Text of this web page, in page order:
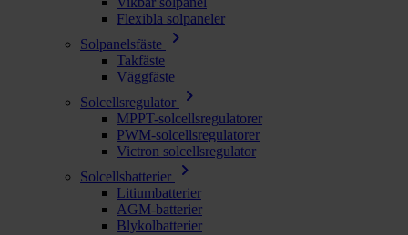
Flexibla solpaneler
Solpanelsfäste
chevron_right
Takfäste
Väggfäste
Solcellsregulator
chevron_right
MPPT-solcellsregulatorer
PWM-solcellsregulatorer
Victron solcellsregulator
Solcellsbatterier
chevron_right
Litiumbatterier
AGM-batterier
Blykolbatterier